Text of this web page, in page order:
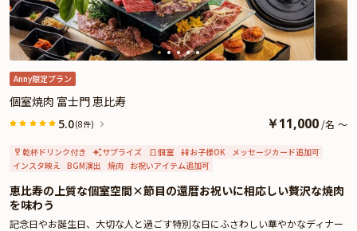
部写真右下にある「全ての写真を見る」を押すと運航コースが全体表示されま
す。）
※本プランは、陸上クラブハウスでのディナーの後、船に移動してナイトクル
ーズを楽しむプランです。
・平日
ご来店時間/18：30～19：30 食後のクルーズ/21：15～22：15
ご来店時間/18：30～19：00 食後のクルーズ/20：45～21：45
【食後クルーズ運航時間変更日】
・2026年5月23日（土）…ナイトクルーズ運航時刻 21:30出航～22:30着桟
※上記時間は基本の時間であり、異なる場合もございます。ご予約時に必ずご
確認ください。
※食後のクルーズは、出航時間の5分前頃からご乗船いただきます。
Anny限定プラン
個室焼肉 富士門 恵比寿
5.0(8件) ￥11,000 /名 ～
乾杯ドリンク付き サプライズ 個室 お子様OK メッセージカード追加可
インスタ映え BGM演出 焼肉 お祝いアイテム追加可
恵比寿の上質な個室空間×節目の還暦お祝いに相応しい贅沢な焼肉
を味わう
記念日やお誕生日、大切な人と過ごす特別な日にふさわしい華やかなディナー